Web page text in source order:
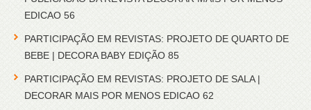
EDICAO 56
PARTICIPAÇÃO EM REVISTAS: PROJETO DE QUARTO DE
BEBE | DECORA BABY EDIÇÃO 85
PARTICIPAÇÃO EM REVISTAS: PROJETO DE SALA |
DECORAR MAIS POR MENOS EDICAO 62